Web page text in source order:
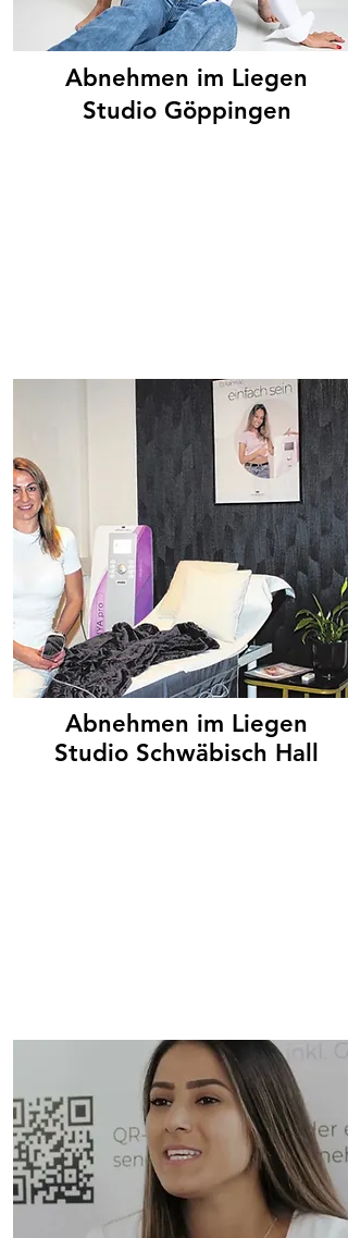
Abnehmen im Liegen
Studio Göppingen
Abnehmen im Liegen
Studio Schwäbisch Hall